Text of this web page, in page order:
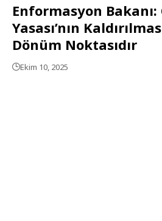
Enformasyon Bakanı:
Yasası’nın
Dönüm Noktasıdır
Ekim 10, 2025